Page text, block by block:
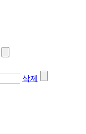
삭제